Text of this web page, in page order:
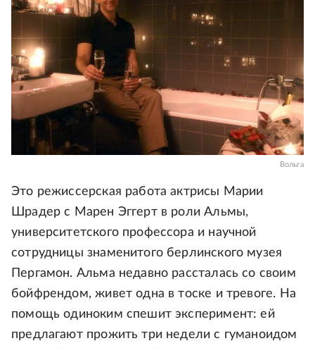
Вольга
Это режиссерская работа актрисы Марии
Шрадер с Марен Эггерт в роли Альмы,
университетского профессора и научной
сотрудницы знаменитого берлинского музея
Пергамон. Альма недавно рассталась со своим
бойфрендом, живет одна в тоске и тревоге. На
помощь одиноким спешит эксперимент: ей
предлагают прожить три недели с гуманоидом